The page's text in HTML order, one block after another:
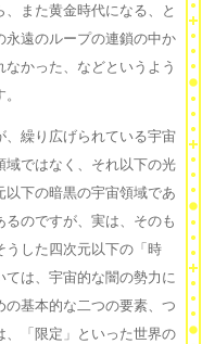
また黄金時代になる、と
永遠のループの連鎖の中か
かった、などというよう
繰り広げられている宇宙
域ではなく、それ以下の光
以下の暗黒の宇宙領域であ
のですが、実は、そのも
うした四次元以下の「時
は、宇宙的な闇の勢力に
基本的な二つの要素、つ
、「限定」といった世界の